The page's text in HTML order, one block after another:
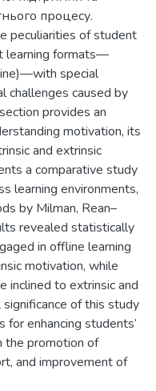
процесу.
peculiarities of student
learning formats—
special
challenges caused by
provides an
motivation, its
and extrinsic
a comparative study
learning environments,
by Milman, Rean–
revealed statistically
in offline learning
motivation, while
inclined to extrinsic and
of this study
enhancing students’
the promotion of
and improvement of